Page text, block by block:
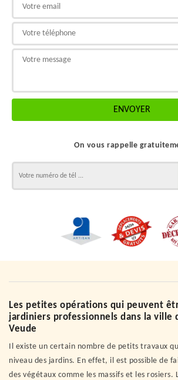
On vous rappelle
Les petites opérations qui peuvent
jardiniers professionnels dans la ville
Veude
Il existe un certain nombre de petits travaux
niveau des jardins. En effet, il est possible de
des végétaux comme les massifs et les rosiers.